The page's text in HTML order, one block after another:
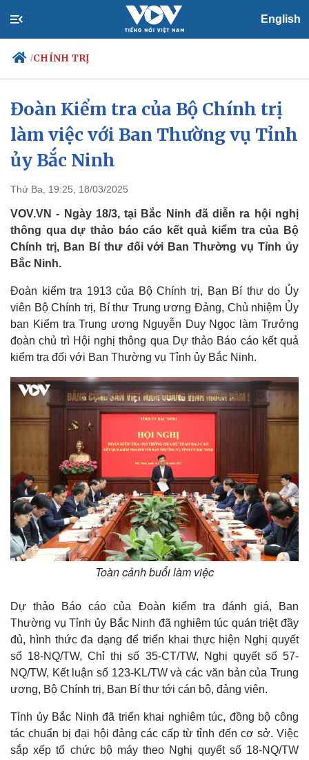
English
/CHÍNH TRỊ
Chính trị
Đảng
Tổ chức nhân sự
Nhận diện sự thật
Xã hội
Việc làm
Biển đảo
Đoàn Kiểm tra của Bộ Chính trị
làm việc với Ban Thường vụ Tỉnh
ủy Bắc Ninh
Thứ Ba, 19:25, 18/03/2025
VOV.VN - Ngày 18/3, tại Bắc Ninh đã diễn ra hội nghị
thông qua dự thảo báo cáo kết quả kiểm tra của Bộ
Chính trị, Ban Bí thư đối với Ban Thường vụ Tỉnh ủy
Bắc Ninh.
Đoàn kiểm tra 1913 của Bộ Chính trị, Ban Bí thư do Ủy
viên Bộ Chính trị, Bí thư Trung ương Đảng, Chủ nhiệm Ủy
ban Kiểm tra Trung ương Nguyễn Duy Ngọc làm Trưởng
đoàn chủ trì Hội nghị thông qua Dự thảo Báo cáo kết quả
kiểm tra đối với Ban Thường vụ Tỉnh ủy Bắc Ninh.
Toàn cảnh buổi làm việc
Dự thảo Báo cáo của Đoàn kiểm tra đánh giá, Ban
Thường vụ Tỉnh ủy Bắc Ninh đã nghiêm túc quán triệt đầy
đủ, hình thức đa dạng để triển khai thực hiện Nghị quyết
số 18-NQ/TW, Chỉ thị số 35-CT/TW, Nghị quyết số 57-
NQ/TW, Kết luận số 123-KL/TW và các văn bản của Trung
ương, Bộ Chính trị, Ban Bí thư tới cán bộ, đảng viên.
Tỉnh ủy Bắc Ninh đã triển khai nghiêm túc, đồng bộ công
tác chuẩn bị đại hội đảng các cấp từ tỉnh đến cơ sở. Việc
sắp xếp tổ chức bộ máy theo Nghị quyết số 18-NQ/TW